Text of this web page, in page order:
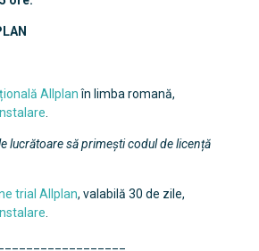
Allplanîn limba romană,
lucrătoare să primești codul de licență
trial Allplan, valabilă 30 de zile,